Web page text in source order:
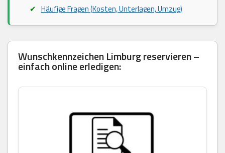
Häufige Fragen (Kosten, Unterlagen, Umzug)
Wunschkennzeichen Limburg reservieren –
einfach online erledigen: